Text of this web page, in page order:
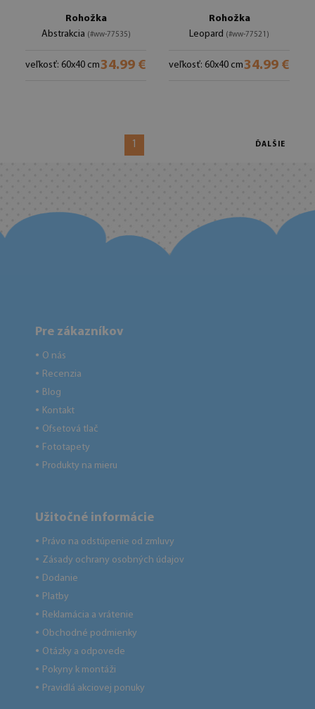
Rohožka
Abstrakcia (#ww-77535)
veľkosť: 60x40 cm34.99 €
Rohožka
Leopard (#ww-77521)
veľkosť: 60x40 cm34.99 €
1 ĎALŠIE
Pre zákazníkov
● O nás
● Recenzia
● Blog
● Kontakt
● Ofsetová tlač
● Fototapety
● Produkty na mieru
Užitočné informácie
● Právo na odstúpenie od zmluvy
● Zásady ochrany osobných údajov
● Dodanie
● Platby
● Reklamácia a vrátenie
● Obchodné podmienky
● Otázky a odpovede
● Pokyny k montáži
● Pravidlá akciovej ponuky